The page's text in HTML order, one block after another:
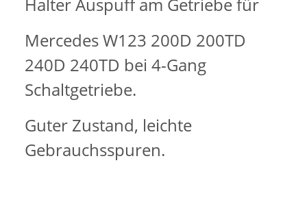
Mercedes W123 200D 200TD
240D 240TD bei 4-Gang
Schaltgetriebe.
Guter Zustand, leichte
Gebrauchsspuren.